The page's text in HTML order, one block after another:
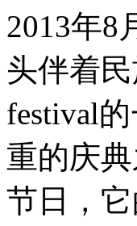
2013年8
头伴着
festival
重的庆
节日，